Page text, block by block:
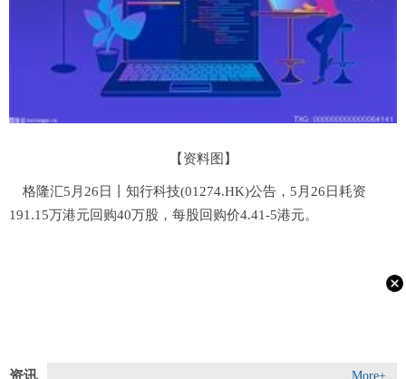
【资料图】
格隆汇5月26日丨知行科技(01274.HK)公告，5月26日耗资
191.15万港元回购40万股，每股回购价4.41-5港元。
资讯 More+